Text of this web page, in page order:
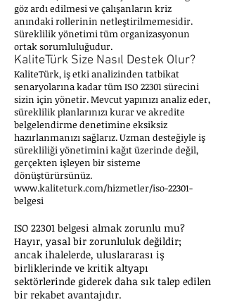
göz ardı edilmesi ve çalışanların kriz
anındaki rollerinin netleştirilmemesidir.
Süreklilik yönetimi tüm organizasyonun
ortak sorumluluğudur.
KaliteTürk Size Nasıl Destek Olur?
KaliteTürk, iş etki analizinden tatbikat
senaryolarına kadar tüm ISO 22301 sürecini
sizin için yönetir. Mevcut yapınızı analiz eder,
süreklilik planlarınızı kurar ve akredite
belgelendirme denetimine eksiksiz
hazırlanmanızı sağlarız. Uzman desteğiyle iş
sürekliliği yönetimini kağıt üzerinde değil,
gerçekten işleyen bir sisteme
dönüştürürsünüz.
www.kaliteturk.com/hizmetler/iso-22301-
belgesi
ISO 22301 belgesi almak zorunlu mu?
Hayır, yasal bir zorunluluk değildir;
ancak ihalelerde, uluslararası iş
birliklerinde ve kritik altyapı
sektörlerinde giderek daha sık talep edilen
bir rekabet avantajıdır.